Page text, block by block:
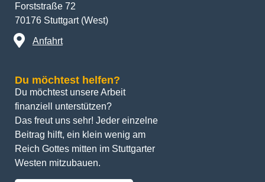
Forststraße 72
70176 Stuttgart (West)
Anfahrt
Du möchtest helfen?
Du möchtest unsere Arbeit
finanziell unterstützen?
Das freut uns sehr! Jeder einzelne
Beitrag hilft, ein klein wenig am
Reich Gottes mitten im Stuttgarter
Westen mitzubauen.